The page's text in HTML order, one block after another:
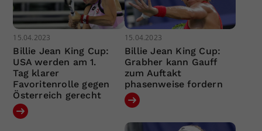
15.04.2023
Billie Jean King Cup:
USA werden am 1.
Tag klarer
Favoritenrolle gegen
Österreich gerecht
15.04.2023
Billie Jean King Cup:
Grabher kann Gauff
zum Auftakt
phasenweise fordern